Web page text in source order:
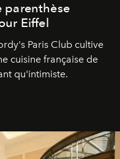
parenthèse
Eiffel
Paris Club cultive
cuisine française de
qu'intimiste.